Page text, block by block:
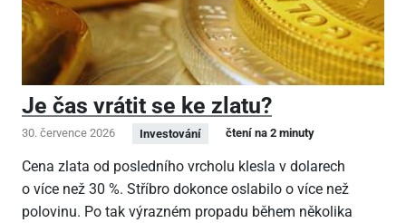
Je čas vrátit se ke zlatu?
30. července 2026 Investování čtení na 2 minuty
Cena zlata od posledního vrcholu klesla v dolarech
o více než 30 %. Stříbro dokonce oslabilo o více než
polovinu. Po tak výrazném propadu během několika